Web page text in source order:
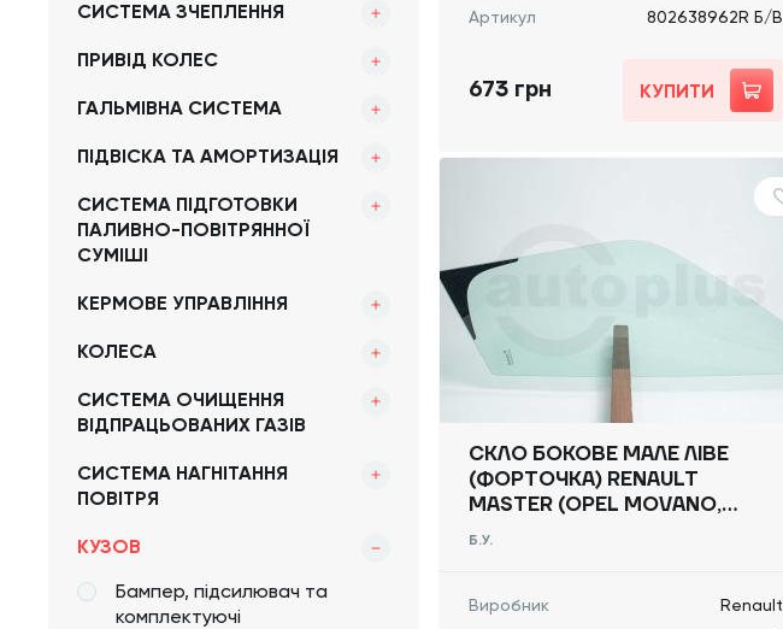
СИСТЕМА ЗЧЕПЛЕННЯ
ПРИВІД КОЛЕС
ГАЛЬМІВНА СИСТЕМА
ПІДВІСКА ТА АМОРТИЗАЦІЯ
СИСТЕМА ПІДГОТОВКИ
ПАЛИВНО-ПОВІТРЯННОЇ
СУМІШІ
КЕРМОВЕ УПРАВЛІННЯ
КОЛЕСА
СИСТЕМА ОЧИЩЕННЯ
ВІДПРАЦЬОВАНИХ ГАЗІВ
СИСТЕМА НАГНІТАННЯ
ПОВІТРЯ
КУЗОВ
Бампер, підсилювач та
комплектуючі
Артикул
802638962R Б/В
673 грн КУПИТИ
СКЛО БОКОВЕ МАЛЕ ЛІВЕ
(ФОРТОЧКА) RENAULT
MASTER (OPEL MOVANO,
NISSAN NV400) 2010 -,
Б.У.
Виробник
Renault